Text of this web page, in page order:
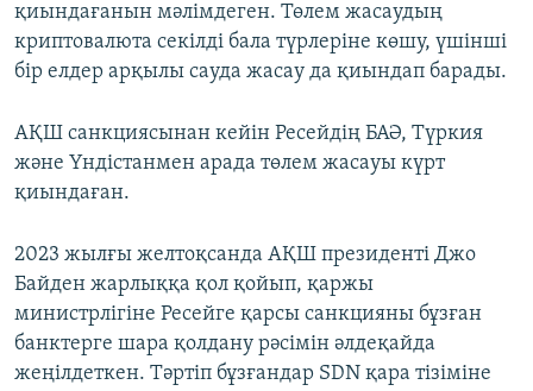
қиындағанын мәлімдеген. Төлем жасаудың
криптовалюта секілді бала түрлеріне көшу, үшінші
бір елдер арқылы сауда жасау да қиындап барады.
АҚШ санкциясынан кейін Ресейдің БАӘ, Түркия
және Үндістанмен арада төлем жасауы күрт
қиындаған.
2023 жылғы желтоқсанда АҚШ президенті Джо
Байден жарлыққа қол қойып, қаржы
министрлігіне Ресейге қарсы санкцияны бұзған
банктерге шара қолдану рәсімін әлдеқайда
жеңілдеткен. Тәртіп бұзғандар SDN қара тізіміне